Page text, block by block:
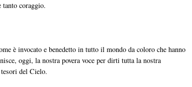
coraggio.
è invocato e benedetto in tutto il mondo da coloro che hanno
oggi, la nostra povera voce per dirti tutta la nostra
del Cielo.